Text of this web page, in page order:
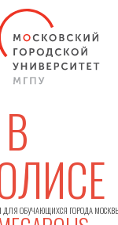
ОБУЧАЮЩИХСЯ ГОРОДА